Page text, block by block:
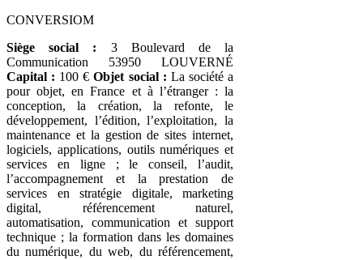
CONVERSIOM
Siège social : 3 Boulevard de la
Communication 53950 LOUVERNÉ
Capital : 100 €Objet social : La société a
pour objet, en France et à l’étranger : la
conception, la création, la refonte, le
développement, l’édition, l’exploitation, la
maintenance et la gestion de sites internet,
logiciels, applications, outils numériques et
services en ligne ; le conseil, l’audit,
l’accompagnement et la prestation de
services en stratégie digitale, marketing
digital, référencement naturel,
automatisation, communication et support
technique ; la formation dans les domaines
du numérique, du web, du référencement,